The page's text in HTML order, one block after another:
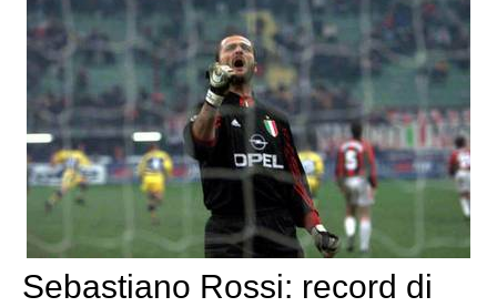
Sebastiano Rossi: record di